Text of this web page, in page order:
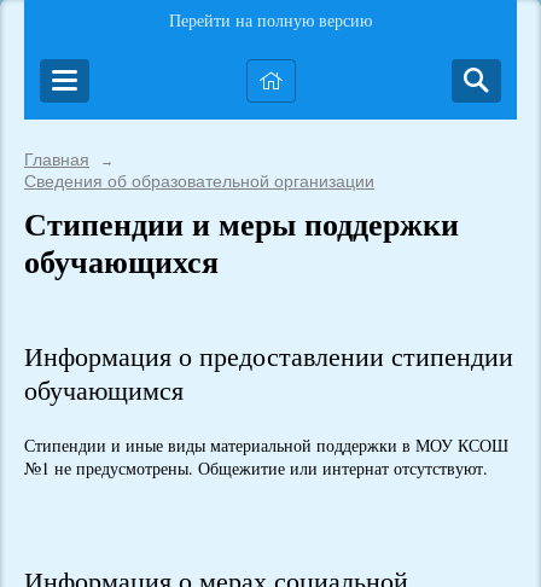
Перейти на полную версию
Главная →
Сведения об образовательной организации
Стипендии и меры поддержки
обучающихся
Информация о предоставлении стипендии
обучающимся
Стипендии и иные виды материальной поддержки в МОУ КСОШ
№1 не предусмотрены. Общежитие или интернат отсутствуют.